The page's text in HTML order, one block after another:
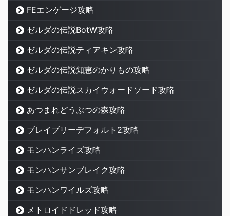
FEエンゲージ攻略
ゼルダの伝説BotW攻略
ゼルダの伝説ティアキン攻略
ゼルダの伝説知恵のかりもの攻略
ゼルダの伝説スカイウォードソード攻略
あつまれどうぶつの森攻略
ブレイブリーデフォルト2攻略
モンハンライズ攻略
モンハンサンブレイク攻略
モンハンワイルズ攻略
メトロイドドレッド攻略